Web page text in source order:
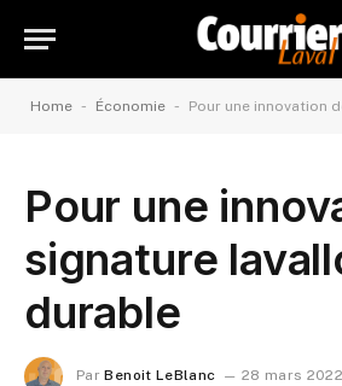
Home - Économie - Pour une innovation de
Pour une
signature
durable
Par Benoit LeBlanc 28 mars 2022